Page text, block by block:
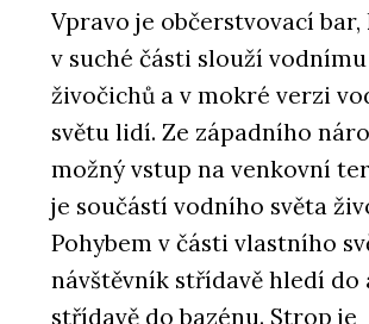
Vpravo je občerstvovací
v suché části slouží
živočichů a v mokré verzi
světu lidí. Ze západního
možný vstup na venkovní
je součástí vodního světa
Pohybem v části vlastního
návštěvník střídavě hledí do
střídavě do bazénu. Strop je